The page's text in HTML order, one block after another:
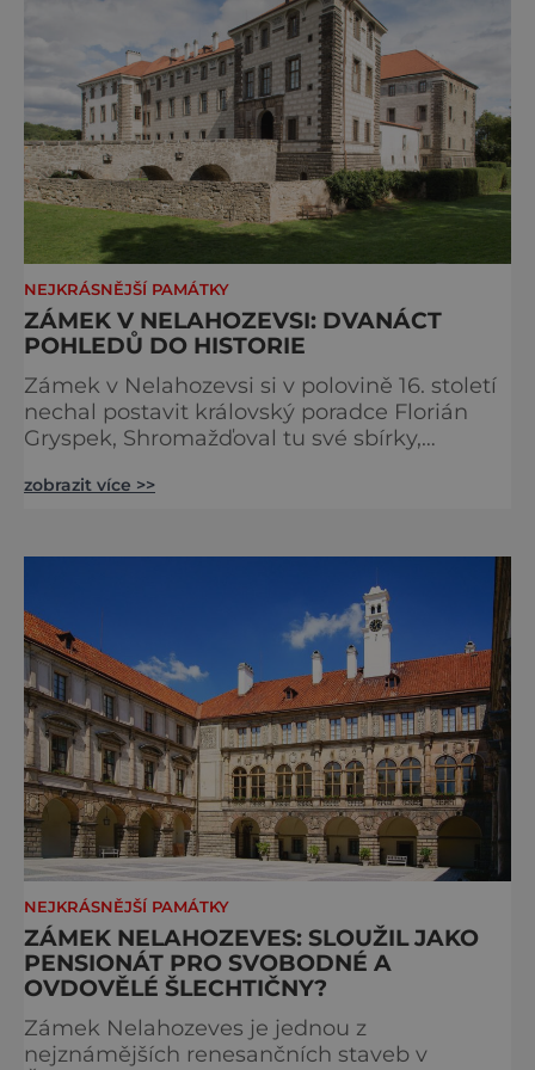
NEJKRÁSNĚJŠÍ PAMÁTKY
ZÁMEK V NELAHOZEVSI: DVANÁCT
POHLEDŮ DO HISTORIE
Zámek v Nelahozevsi si v polovině 16. století
nechal postavit královský poradce Florián
Gryspek, Shromažďoval tu své sbírky,
Nelahozeves v kulturní centrum širokého
Dnes je veřejně přístupný a čeká nás stálá
expozice ve dvan
zobrazit více >>
NEJKRÁSNĚJŠÍ PAMÁTKY
ZÁMEK NELAHOZEVES: SLOUŽIL JAKO
PENSIONÁT PRO SVOBODNÉ A
OVDOVĚLÉ ŠLECHTIČNY?
Zámek Nelahozeves je jednou z
nejznámějších renesančních staveb v